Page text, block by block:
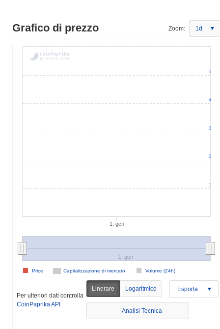
Grafico di prezzo Zoom: 1d
1. gen
Capitalizzazione di mercato Volume (24h)
Price
1. gen
1
2
3
4
5
Per ulteriori dati controlla
CoinPaprika API
Linerare Logaritmico Esporta
Analisi Tecnica